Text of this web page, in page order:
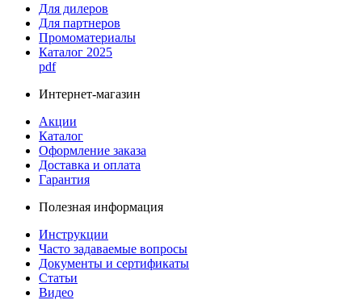
Для дилеров
Для партнеров
Промоматериалы
Каталог 2025
pdf
Интернет-магазин
Акции
Каталог
Оформление заказа
Доставка и оплата
Гарантия
Полезная информация
Инструкции
Часто задаваемые вопросы
Документы и сертификаты
Статьи
Видео